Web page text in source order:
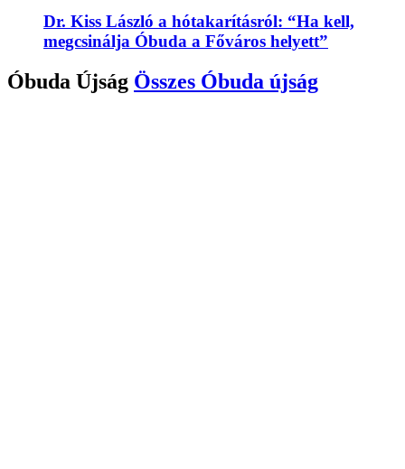
Dr. Kiss László a hótakarításról: “Ha kell,
megcsinálja Óbuda a Főváros helyett”
Óbuda Újság Összes Óbuda újság